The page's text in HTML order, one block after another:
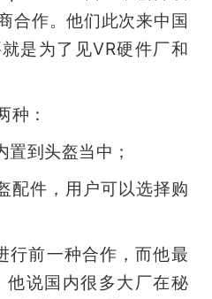
合作。他们此次来中国
是为了见VR硬件厂和
种：
到头盔当中；
配件，用户可以选择购
行前一种合作，而他最
他说国内很多大厂在秘